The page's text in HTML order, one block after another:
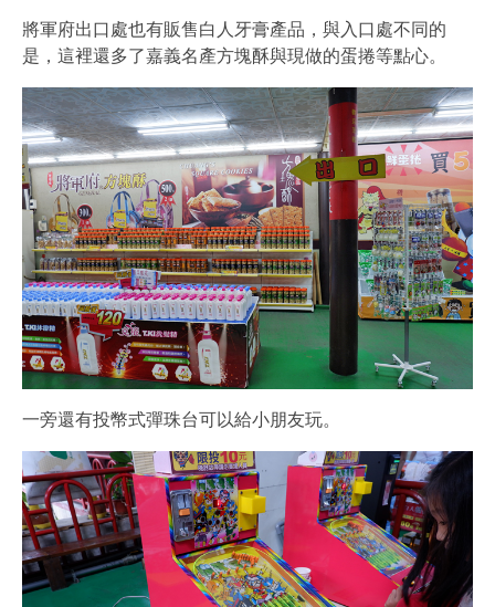
將軍府出口處也有販售白人牙膏產品，與入口處不同的
是，這裡還多了嘉義名產方塊酥與現做的蛋捲等點心。
一旁還有投幣式彈珠台可以給小朋友玩。